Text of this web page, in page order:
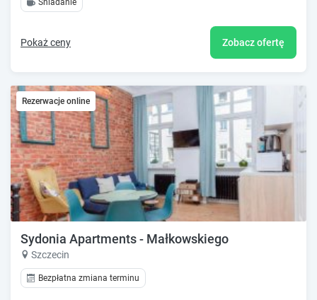
Śniadanie
Pokaż ceny Zobacz ofertę
Rezerwacje online
Sydonia Apartments - Małkowskiego
Szczecin
Bezpłatna zmiana terminu